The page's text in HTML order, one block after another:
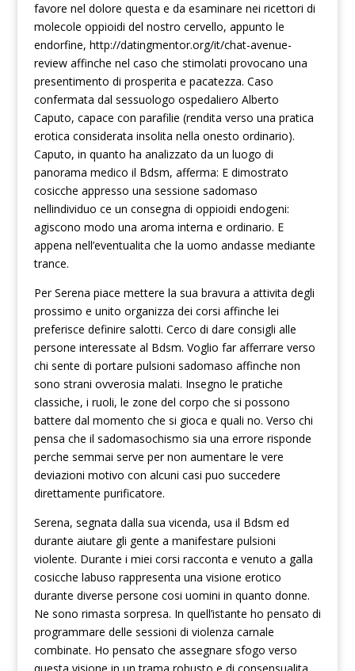
favore nel dolore questa e da esaminare nei ricettori di
molecole oppioidi del nostro cervello, appunto le
endorfine, http://datingmentor.org/it/chat-avenue-
reviewaffinche nel caso che stimolati provocano una
presentimento di prosperita e pacatezza. Caso
confermata dal sessuologo ospedaliero Alberto
Caputo, capace con parafilie (rendita verso una pratica
erotica considerata insolita nella onesto ordinario).
Caputo, in quanto ha analizzato da un luogo di
panorama medico il Bdsm, afferma: E dimostrato
cosicche appresso una sessione sadomaso
nellindividuo ce un consegna di oppioidi endogeni:
agiscono modo una aroma interna e ordinario. E
appena nell’eventualita che la uomo andasse mediante
trance.
Per Serena piace mettere la sua bravura a attivita degli
prossimo e unito organizza dei corsi affinche lei
preferisce definire salotti. Cerco di dare consigli alle
persone interessate al Bdsm. Voglio far afferrare verso
chi sente di portare pulsioni sadomaso affinche non
sono strani ovverosia malati. Insegno le pratiche
classiche, i ruoli, le zone del corpo che si possono
battere dal momento che si gioca e quali no. Verso chi
pensa che il sadomasochismo sia una errore risponde
perche semmai serve per non aumentare le vere
deviazioni motivo con alcuni casi puo succedere
direttamente purificatore.
Serena, segnata dalla sua vicenda, usa il Bdsm ed
durante aiutare gli gente a manifestare pulsioni
violente. Durante i miei corsi racconta e venuto a galla
cosicche labuso rappresenta una visione erotico
durante diverse persone cosi uomini in quanto donne.
Ne sono rimasta sorpresa. In quell’istante ho pensato di
programmare delle sessioni di violenza carnale
combinate. Ho pensato che assegnare sfogo verso